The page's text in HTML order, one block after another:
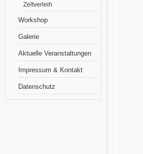
Zeltverleih
Workshop
Galerie
Aktuelle Veranstaltungen
Impressum & Kontakt
Datenschutz